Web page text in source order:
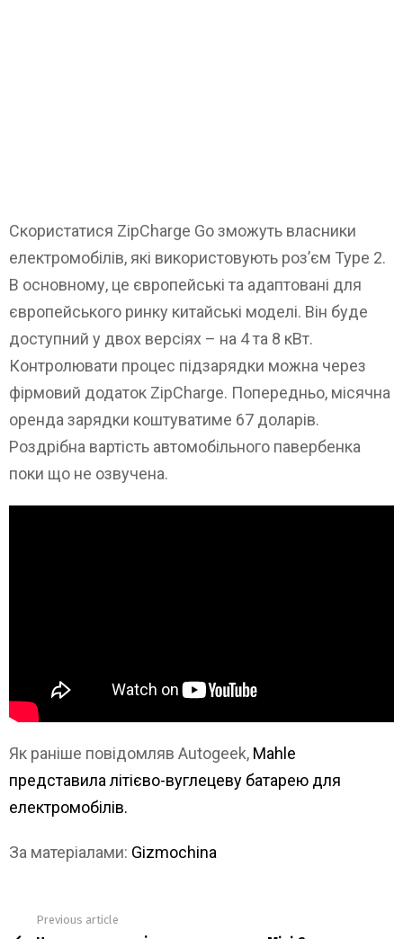
Скористатися ZipCharge Go зможуть власники
електромобілів, які використовують роз’єм Type 2.
В основному, це європейські та адаптовані для
європейського ринку китайські моделі. Він буде
доступний у двох версіях – на 4 та 8 кВт.
Контролювати процес підзарядки можна через
фірмовий додаток ZipCharge. Попередньо, місячна
оренда зарядки коштуватиме 67 доларів.
Роздрібна вартість автомобільного павербенка
поки що не озвучена.
Як раніше повідомляв Autogeek, Mahle
представила літієво-вуглецеву батарею для
електромобілів.
За матеріалами: Gizmochina
Previous article